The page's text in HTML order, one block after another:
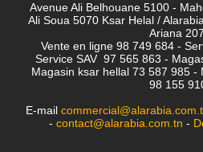
Avenue Ali Belhouane 5100 -
Ali Soua 5070 Ksar Helal /
Ariana
Vente en ligne 98 749 684 -
Service SAV 97 565 863 -
Magasin ksar hellal 73 587 985 -
98 155
E-mail
- contact@alarabia.com.tn -